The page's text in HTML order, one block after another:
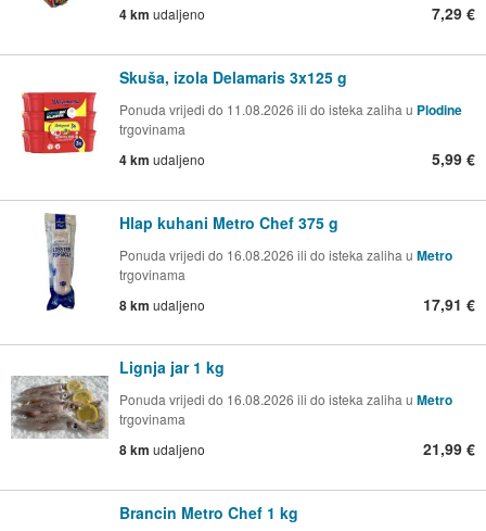
4 km udaljeno 7,29 €
Skuša, izola Delamaris 3x125 g
Ponuda vrijedi do 11.08.2026 ili do isteka zaliha u Plodine
trgovinama
4 km udaljeno 5,99 €
Hlap kuhani Metro Chef 375 g
Ponuda vrijedi do 16.08.2026 ili do isteka zaliha u Metro
trgovinama
8 km udaljeno 17,91 €
Lignja jar 1 kg
Ponuda vrijedi do 16.08.2026 ili do isteka zaliha u Metro
trgovinama
8 km udaljeno 21,99 €
Brancin Metro Chef 1 kg